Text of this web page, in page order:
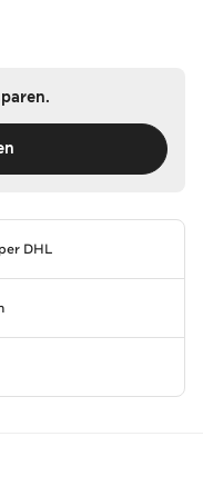
per DHL